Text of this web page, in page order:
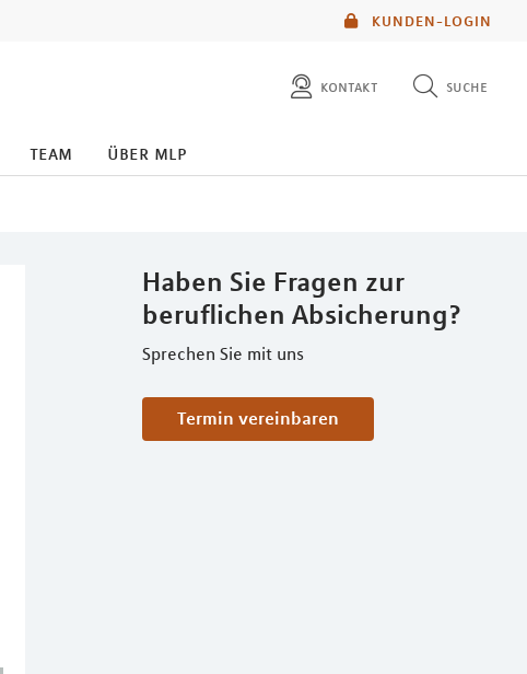
KUNDEN-LOGIN
kontakt suche
team über mlp
Haben Sie Fragen zur
beruflichen Absicherung?
Sprechen Sie mit uns
Termin vereinbaren